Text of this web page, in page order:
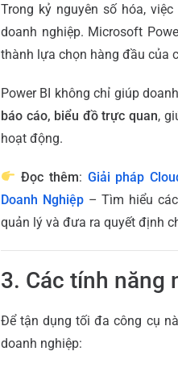
Trong kỷ nguyên số hóa,
doanh nghiệp. Microsoft
thành lựa chọn hàng đầu của
Power BI không chỉ giúp
báo cáo, biểu đồ trực quan,
hoạt động.
Đọc thêm: Giải pháp
Doanh Nghiệp– Tìm hiểu
quản lý và đưa ra quyết định
3. Các tính năng
Để tận dụng tối đa công cụ
doanh nghiệp: